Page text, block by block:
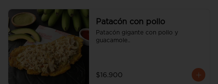
Patacón con pollo
Patacón gigante con pollo y
guacamole..
$16.900